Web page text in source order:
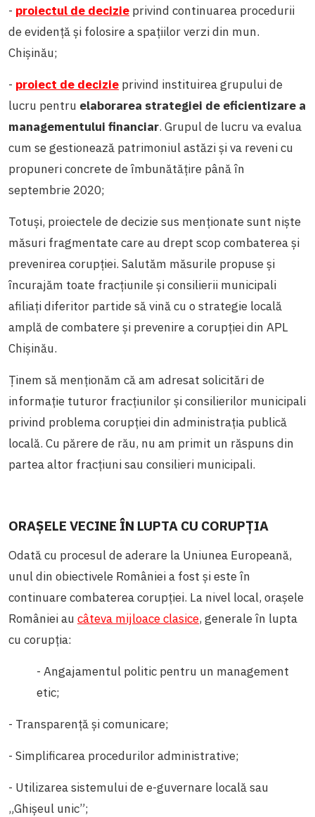
- proiectul de decizie privind continuarea procedurii
de evidență și folosire a spațiilor verzi din mun.
Chișinău;
- proiect de decizie privind instituirea grupului de
lucru pentru elaborarea strategiei de eficientizare a
managementului financiar. Grupul de lucru va evalua
cum se gestionează patrimoniul astăzi și va reveni cu
propuneri concrete de îmbunătățire până în
septembrie 2020;
Totuși, proiectele de decizie sus menționate sunt niște
măsuri fragmentate care au drept scop combaterea și
prevenirea corupției. Salutăm măsurile propuse și
încurajăm toate fracțiunile și consilierii municipali
afiliați diferitor partide să vină cu o strategie locală
amplă de combatere și prevenire a corupției din APL
Chișinău.
Ținem să menționăm că am adresat solicitări de
informație tuturor fracțiunilor și consilierilor municipali
privind problema corupției din administrația publică
locală. Cu părere de rău, nu am primit un răspuns din
partea altor fracțiuni sau consilieri municipali.
ORAȘELE VECINE ÎN LUPTA CU CORUPȚIA
Odată cu procesul de aderare la Uniunea Europeană,
unul din obiectivele României a fost și este în
continuare combaterea corupției. La nivel local, orașele
României au câteva mijloace clasice, generale în lupta
cu corupția:
- Angajamentul politic pentru un management
etic;
- Transparență și comunicare;
- Simplificarea procedurilor administrative;
- Utilizarea sistemului de e-guvernare locală sau
„Ghișeul unic”;